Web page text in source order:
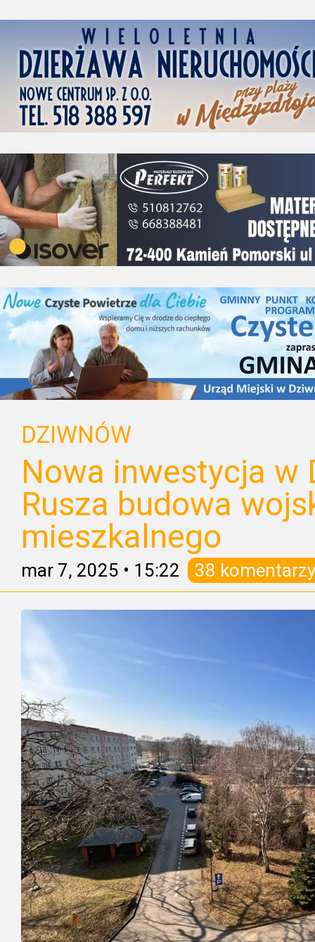
DZIWNÓW
Nowa inwestycja w
Rusza budowa
mieszkalnego
mar 7, 2025 • 15:22 38 komentarzy